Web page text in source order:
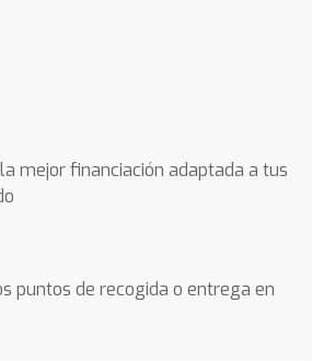
mejor financiación adaptada a tus
puntos de recogida o entrega en